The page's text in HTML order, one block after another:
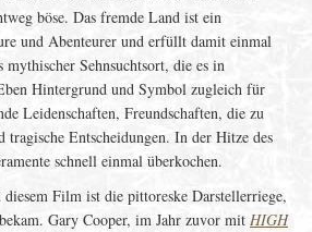
böse. Das fremde Land ist ein
und Abenteurer und erfüllt damit einmal
Sehnsuchtsort, die es in
Hintergrund und Symbol zugleich für
Leidenschaften, Freundschaften, die zu
tragische Entscheidungen. In der Hitze des
schnell einmal überkochen.
diesem Film ist die pittoreske Darstellerriege,
Gary Cooper, im Jahr zuvor mit HIGH